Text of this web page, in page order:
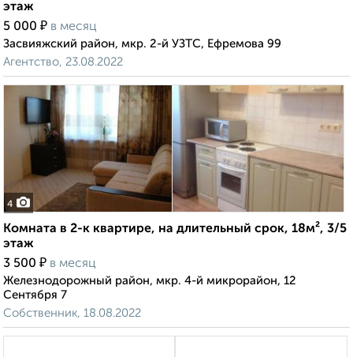
этаж
5 000 ₽ в месяц
Засвияжский район, мкр. 2-й УЗТС, Ефремова 99
Агентство, 23.08.2022
4
Комната в 2-к квартире, на длительный срок, 18м², 3/5
этаж
3 500 ₽ в месяц
Железнодорожный район, мкр. 4-й микрорайон, 12
Сентября 7
Собственник, 18.08.2022